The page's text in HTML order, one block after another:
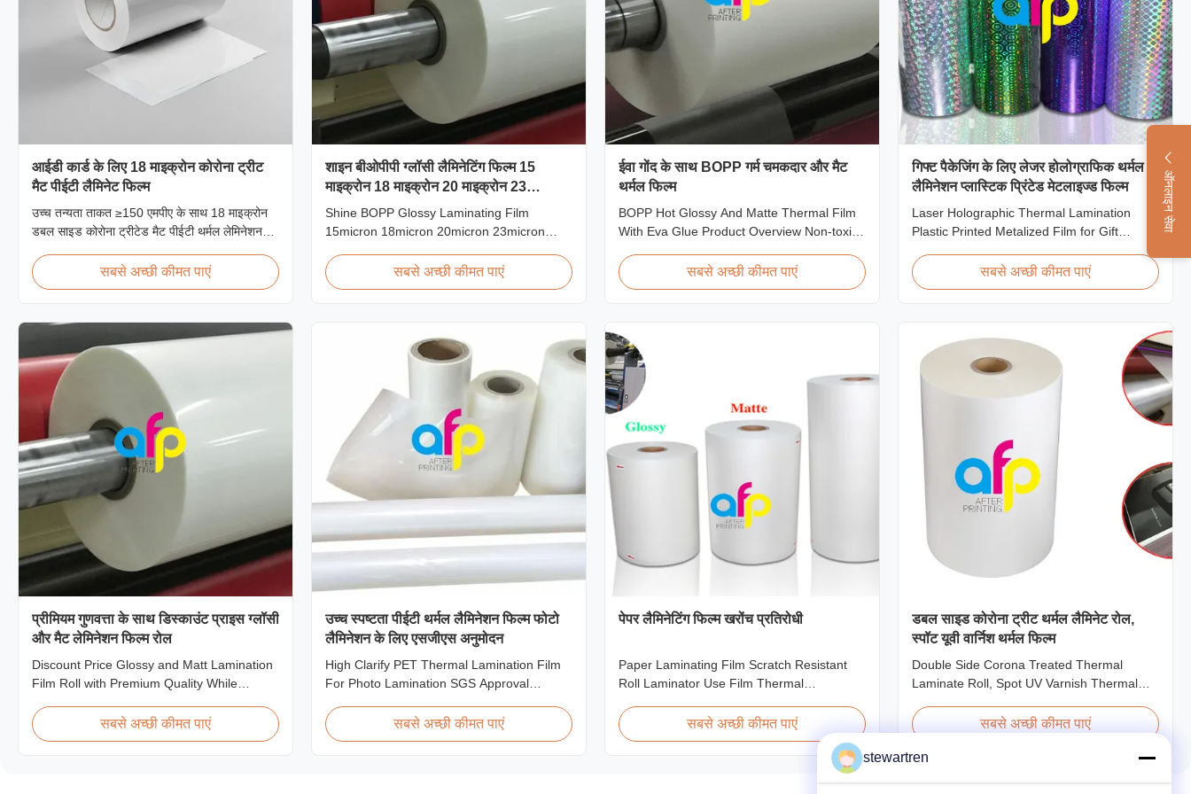
ऑनलाइन सेवा
आईडी कार्ड के लिए 18 माइक्रोन कोरोना ट्रीट
मैट पीईटी लैमिनेट फिल्म
उच्च तन्यता ताकत ≥150 एमपीए के साथ 18 माइक्रोन
डबल साइड कोरोना ट्रीटेड मैट पीईटी थर्मल लेमिनेशन
आईडी कार्ड, बैज और क्रेडेंशियल सुरक्षा के लिए डिज़ाइन
की गई है।
सबसे अच्छी कीमत पाएं
शाइन बीओपीपी ग्लॉसी लैमिनेटिंग फिल्म 15
माइक्रोन 18 माइक्रोन 20 माइक्रोन 23
माइक्रोन 25 माइक्रोन
Shine BOPP Glossy Laminating Film
15micron 18micron 20micron 23micron
Thickness 15micron to 30micron Shine
BOPP Thermal Lamination Film As a
gloss laminate rolls that ...
सबसे अच्छी कीमत पाएं
ईवा गोंद के साथ BOPP गर्म चमकदार और मैट
थर्मल फिल्म
BOPP Hot Glossy And Matte Thermal Film
With Eva Glue Product Overview Non-toxic,
transparency, excellent gloss, low static
properties, wear resistance, long corona
...
सबसे अच्छी कीमत पाएं
गिफ्ट पैकेजिंग के लिए लेजर होलोग्राफिक थर्मल
लैमिनेशन प्लास्टिक प्रिंटेड मेटलाइज्ड फिल्म
Laser Holographic Thermal Lamination
Plastic Printed Metalized Film for Gift
Packaging Product Overview Gift Packaging
Film Laser Holographic Thermal Lamination
Plastic Printed Metalized Film offers a broad
packaging ...
सबसे अच्छी कीमत पाएं
प्रीमियम गुणवत्ता के साथ डिस्काउंट प्राइस ग्लॉसी
और मैट लेमिनेशन फिल्म रोल
Discount Price Glossy and Matt Lamination
Film Roll with Premium Quality While
matte lamination film rolls, we maintain
premium quality with the utmost sincerity.
सबसे अच्छी कीमत पाएं
उच्च स्पष्टता पीईटी थर्मल लैमिनेशन फिल्म फोटो
लैमिनेशन के लिए एसजीएस अनुमोदन
High Clarify PET Thermal Lamination Film
For Photo Lamination SGS Approval
PET thermal lamination film rolls with
thickness ranging from 12 micron to 350
सबसे अच्छी कीमत पाएं
पेपर लैमिनेटिंग फिल्म खरोंच प्रतिरोधी
Paper Laminating Film Scratch Resistant
Roll Laminator Use Film Thermal
Paper Laminate We produce two types of
thermal lamination film based on base film
material for different printing methods and
paper thickness: BOPP Thermal Lamination
सबसे अच्छी कीमत पाएं
डबल साइड कोरोना ट्रीट थर्मल लैमिनेट रोल,
स्पॉट यूवी वार्निश थर्मल फिल्म
Double Side Corona Treated Thermal
Laminate Roll, Spot UV Varnish Thermal
Corona Treated Thermal Lamination Film,
with Spot UV Varnish applications. Technical
सबसे अच्छी कीमत पाएं
stewartren